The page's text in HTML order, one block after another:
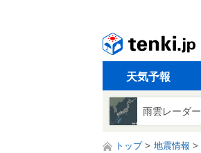
天気予報
雨雲レーダー
トップ 地震情報